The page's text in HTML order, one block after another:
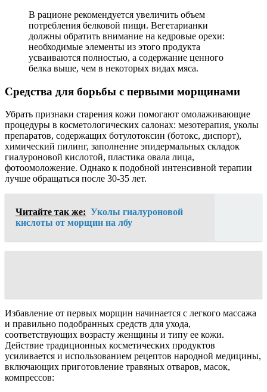
В рационе рекомендуется увеличить объем
потребления белковой пищи. Вегетарианки
должны обратить внимание на кедровые орехи:
необходимые элементы из этого продукта
усваиваются полностью, а содержание ценного
белка выше, чем в некоторых видах мяса.
Средства для борьбы с первыми морщинами
Убрать признаки старения кожи помогают омолаживающие
процедуры в косметологических салонах: мезотерапия, уколы
препаратов, содержащих ботулотоксин (ботокс, диспорт),
химический пилинг, заполнение эпидермальных складок
гиалуроновой кислотой, пластика овала лица,
фотоомоложение. Однако к подобной интенсивной терапии
лучше обращаться после 30-35 лет.
Читайте так же: Уколы гиалуроновой
кислоты от морщин на лбу
Избавление от первых морщин начинается с легкого массажа
и правильно подобранных средств для ухода,
соответствующих возрасту женщины и типу ее кожи.
Действие традиционных косметических продуктов
усиливается и использованием рецептов народной медицины,
включающих приготовление травяных отваров, масок,
компрессов: